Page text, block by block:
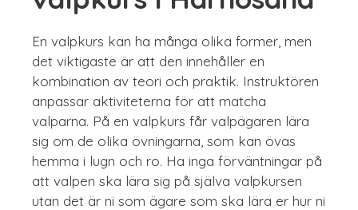
En valpkurs kan ha många olika former, men
det viktigaste är att den innehåller en
kombination av teori och praktik. Instruktören
anpassar aktiviteterna för att matcha
valparna. På en valpkurs får valpägaren lära
sig om de olika övningarna, som kan övas
hemma i lugn och ro. Ha inga förväntningar på
att valpen ska lära sig på själva valpkursen
utan det är ni som ägare som ska lära er hur ni